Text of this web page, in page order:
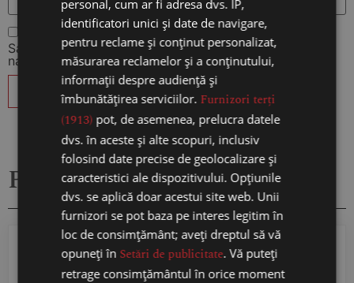
Salvează-mi numele, emailul și site-ul web în acest
navigator pentru data viitoare când o să comentez.
Produse similare
personal, cum ar fi adresa dvs. IP,
identificatori unici și date de navigare,
pentru reclame și conținut personalizat,
măsurarea reclamelor și a conținutului,
informații despre audiență și
îmbunătățirea serviciilor. Furnizori terți
(1913) pot, de asemenea, prelucra datele
dvs. în aceste și alte scopuri, inclusiv
folosind date precise de geolocalizare și
caracteristici ale dispozitivului. Opțiunile
dvs. se aplică doar acestui site web. Unii
furnizori se pot baza pe interes legitim în
loc de consimțământ; aveți dreptul să vă
opuneți în Setări de publicitate. Vă puteți
retrage consimțământul în orice moment